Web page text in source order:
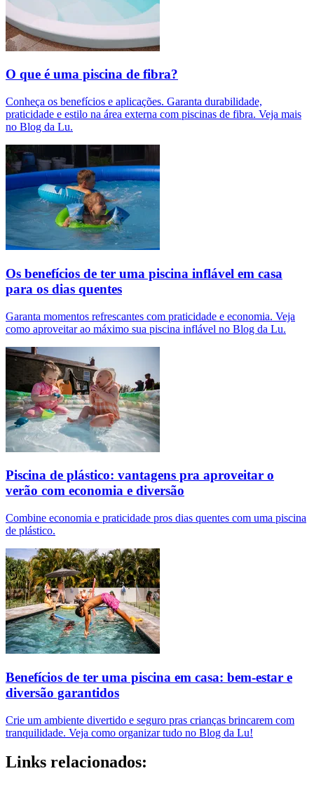
O que é uma piscina de fibra?
Conheça os benefícios e aplicações. Garanta durabilidade,
praticidade e estilo na área externa com piscinas de fibra. Veja mais
no Blog da Lu.
Os benefícios de ter uma piscina inflável em casa
para os dias quentes
Garanta momentos refrescantes com praticidade e economia. Veja
como aproveitar ao máximo sua piscina inflável no Blog da Lu.
Piscina de plástico: vantagens pra aproveitar o
verão com economia e diversão
Combine economia e praticidade pros dias quentes com uma piscina
de plástico.
Benefícios de ter uma piscina em casa: bem-estar e
diversão garantidos
Crie um ambiente divertido e seguro pras crianças brincarem com
tranquilidade. Veja como organizar tudo no Blog da Lu!
Links relacionados: